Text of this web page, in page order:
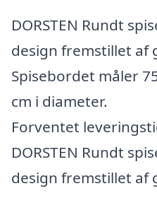
DORSTEN Rundt
design fremstillet
Spisebordet måler
cm i diameter.
Forventet
DORSTEN Rundt
design fremstillet af